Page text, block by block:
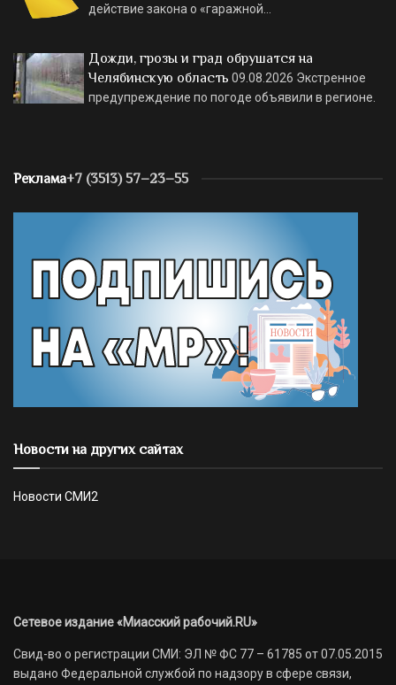
действие закона о «гаражной…
Дожди, грозы и град обрушатся на
Челябинскую область 09.08.2026 Экстренное
предупреждение по погоде объявили в регионе.
Реклама+7 (3513) 57–23–55
Новости на других сайтах
Новости СМИ2
Сетевое издание «Миасский рабочий.RU»
Свид-во о регистрации СМИ: ЭЛ № ФС 77 – 61785 от 07.05.2015
выдано Федеральной службой по надзору в сфере связи,